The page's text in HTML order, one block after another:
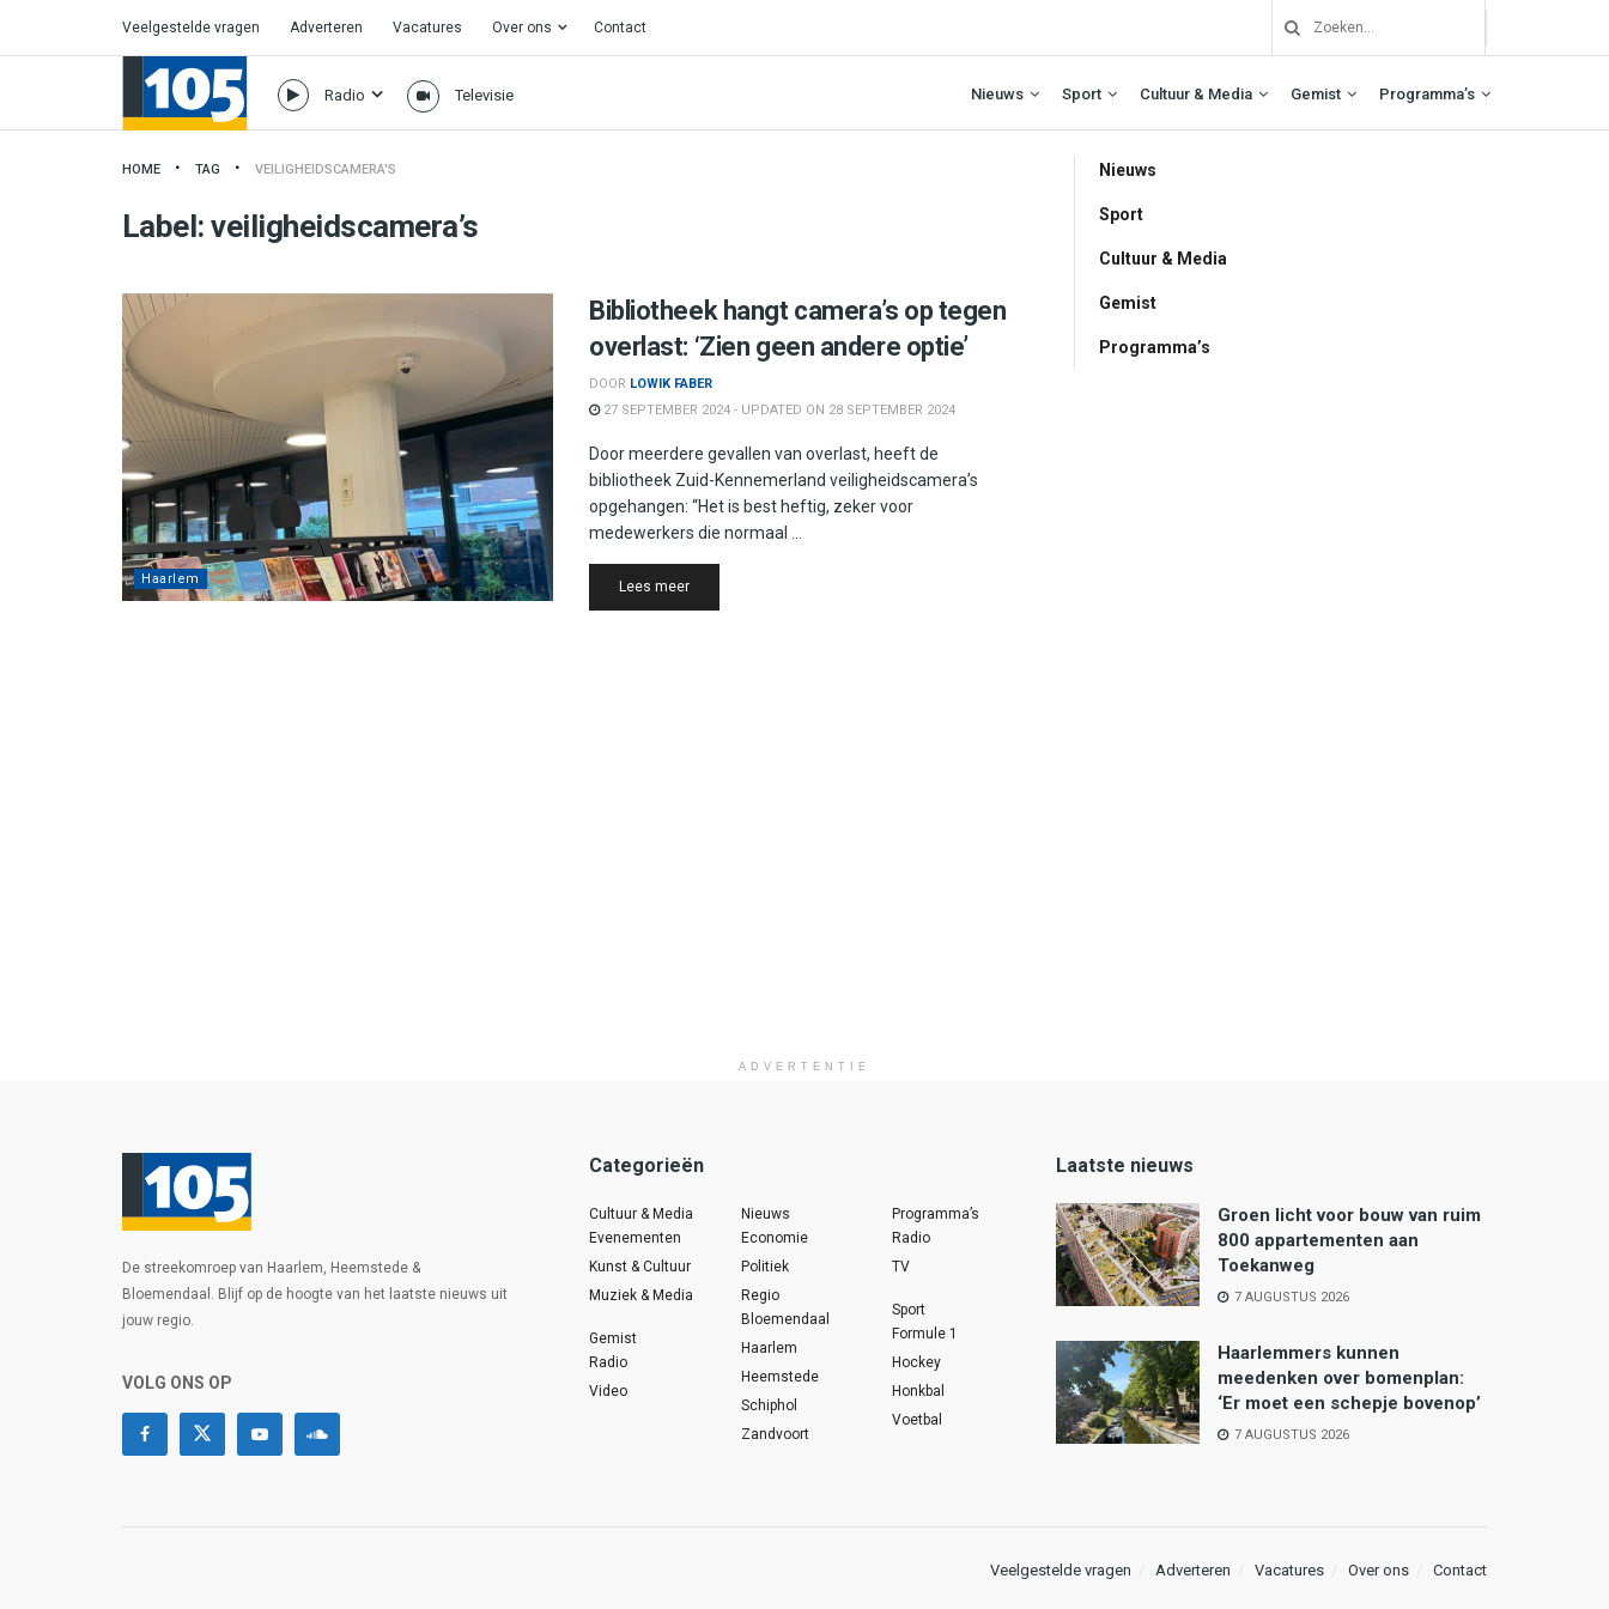
Veelgestelde vragen Adverteren Vacatures Over ons Contact
Radio Televisie Nieuws Sport Cultuur & Media Gemist Programma’s
HOME TAG VEILIGHEIDSCAMERA'S
Label:veiligheidscamera’s
Haarlem
Bibliotheek hangt camera’s op tegen
overlast: ‘Zien geen andere optie’
DOOR LOWIK FABER
27 SEPTEMBER 2024 - UPDATED ON 28 SEPTEMBER 2024
Door meerdere gevallen van overlast, heeft de
bibliotheek Zuid-Kennemerland veiligheidscamera’s
opgehangen: “Het is best heftig, zeker voor
medewerkers die normaal ...
Lees meerDetails
Nieuws
Sport
Cultuur & Media
Gemist
Programma’s
ADVERTENTIE
De streekomroep van Haarlem, Heemstede &
Bloemendaal. Blijf op de hoogte van het laatste nieuws uit
jouw regio.
VOLG ONS OP
Categorieën
Cultuur & Media
Evenementen
Kunst & Cultuur
Muziek & Media
Gemist
Radio
Video
Nieuws
Economie
Politiek
Regio
Bloemendaal
Haarlem
Heemstede
Schiphol
Zandvoort
Programma’s
Radio
TV
Sport
Formule 1
Hockey
Honkbal
Voetbal
Laatste nieuws
Groen licht voor bouw van ruim
800 appartementen aan
Toekanweg
7 AUGUSTUS 2026
Haarlemmers kunnen
meedenken over bomenplan:
‘Er moet een schepje bovenop’
7 AUGUSTUS 2026
Veelgestelde vragen Adverteren Vacatures Over ons Contact